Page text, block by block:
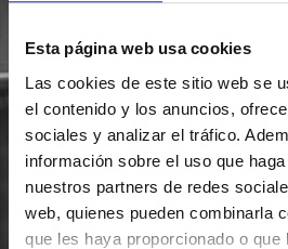
Esta página web usa cookies
Las cookies de este sitio web se
el contenido y los anuncios,
sociales y analizar el tráfico.
información sobre el uso que
nuestros partners de redes
web, quienes pueden combinarla
que les haya proporcionado o que